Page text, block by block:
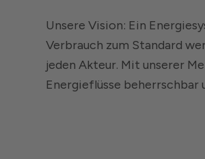
Unsere Vision: Ein
Verbrauch zum Standard
jeden Akteur. Mit unserer
Energieflüsse beherrschbar